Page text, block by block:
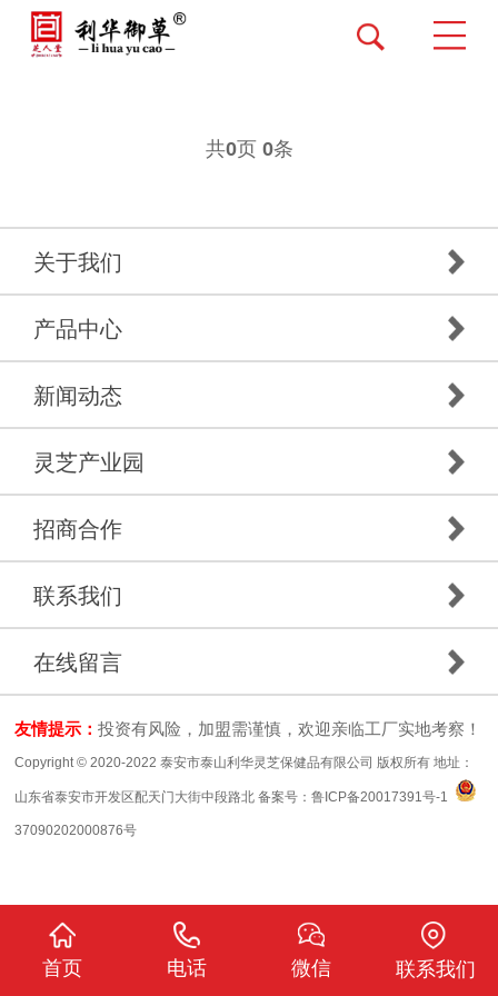
共0页 0条
关于我们
产品中心
新闻动态
灵芝产业园
招商合作
联系我们
在线留言
友情提示：投资有风险，加盟需谨慎，欢迎亲临工厂实地考察！
Copyright © 2020-2022 泰安市泰山利华灵芝保健品有限公司 版权所有 地址：
山东省泰安市开发区配天门大街中段路北 备案号：鲁ICP备20017391号-1
37090202000876号
首页 电话 微信 联系我们